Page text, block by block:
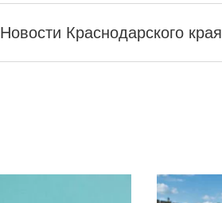
Новости Краснодарского края